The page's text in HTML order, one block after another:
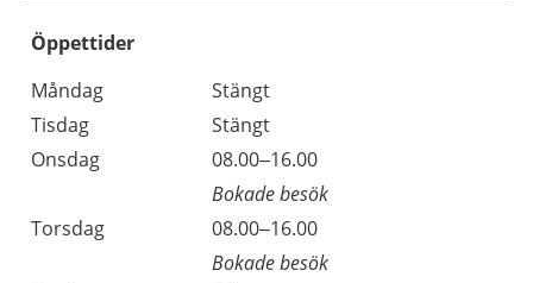
Öppettider
Dag
Öppettider
Kommentarer
Måndag
Stängt
Tisdag
Stängt
Onsdag
08.00–16.00
Bokade besök
Torsdag
08.00–16.00
Bokade besök